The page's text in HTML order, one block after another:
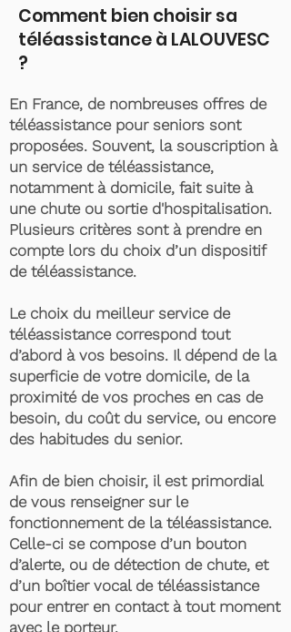
Comment bien choisir sa
téléassistance à LALOUVESC
?
En France, de nombreuses offres de
téléassistance pour seniors sont
proposées. Souvent, la souscription à
un service de téléassistance,
notamment à domicile, fait suite à
une chute ou sortie d'hospitalisation.
Plusieurs critères sont à prendre en
compte lors du choix d’un dispositif
de téléassistance.
Le choix du meilleur service de
téléassistance correspond tout
d’abord à vos besoins. Il dépend de la
superficie de votre domicile, de la
proximité de vos proches en cas de
besoin, du coût du service, ou encore
des habitudes du senior.
Afin de bien choisir, il est primordial
de vous renseigner sur le
fonctionnement de la téléassistance.
Celle-ci se compose d’un bouton
d’alerte, ou de détection de chute, et
d’un boîtier vocal de téléassistance
pour entrer en contact à tout moment
avec le porteur.